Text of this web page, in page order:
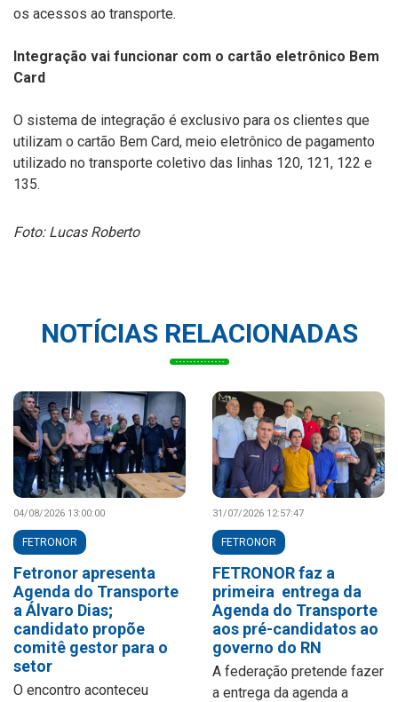
os acessos ao transporte.
Integração vai funcionar com o cartão eletrônico Bem
Card
O sistema de integração é exclusivo para os clientes que
utilizam o cartão Bem Card, meio eletrônico de pagamento
utilizado no transporte coletivo das linhas 120, 121, 122 e
135.
Foto: Lucas Roberto
NOTÍCIAS RELACIONADAS
04/08/2026 13:00:00
FETRONOR
Fetronor apresenta
Agenda do Transporte
a Álvaro Dias;
candidato propõe
comitê gestor para o
setor
O encontro aconteceu
31/07/2026 12:57:47
FETRONOR
FETRONOR faz a
primeira entrega da
Agenda do Transporte
aos pré-candidatos ao
governo do RN
A federação pretende fazer
a entrega da agenda a